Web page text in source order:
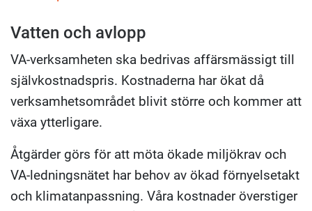
Vatten och avlopp
VA-verksamheten ska bedrivas affärsmässigt till
självkostnadspris. Kostnaderna har ökat då
verksamhetsområdet blivit större och kommer att
växa ytterligare.
Åtgärder görs för att möta ökade miljökrav och
VA-ledningsnätet har behov av ökad förnyelsetakt
och klimatanpassning. Våra kostnader överstiger